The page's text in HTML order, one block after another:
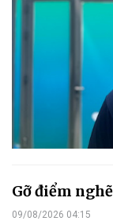
Gỡ điểm
09/08/2026 04:15